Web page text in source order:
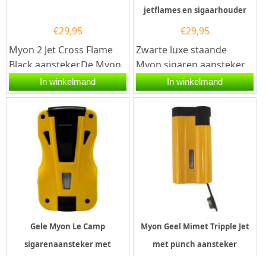
€29,95
Myon 2 Jet Cross Flame
Black aansteker.De Myon
2 Jet Cross Flame Black
aansteker is zwart...
In winkelmand
jetflames en sigaarhouder
€29,95
Zwarte luxe staande
Myon sigaren aansteker
met een elektrische
ontsteking en 4 krachtige
In winkelmand
Gele Myon Le Camp
sigarenaansteker met
Myon Geel Mimet Tripple Jet
met punch aansteker